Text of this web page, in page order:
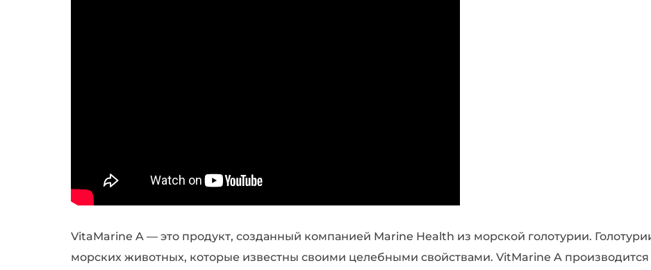
VitaMarine A — это продукт, созданный компанией Marine Health из морской голотурии.
морских животных, которые известны своими целебными свойствами. VitMarine A производится